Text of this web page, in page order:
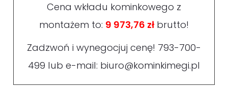
Cena wkładu kominkowego z
montażem to: 9 973,76 złbrutto!
Zadzwoń i wynegocjuj cenę! 793-700-
499 lub e-mail: biuro@kominkimegi.pl